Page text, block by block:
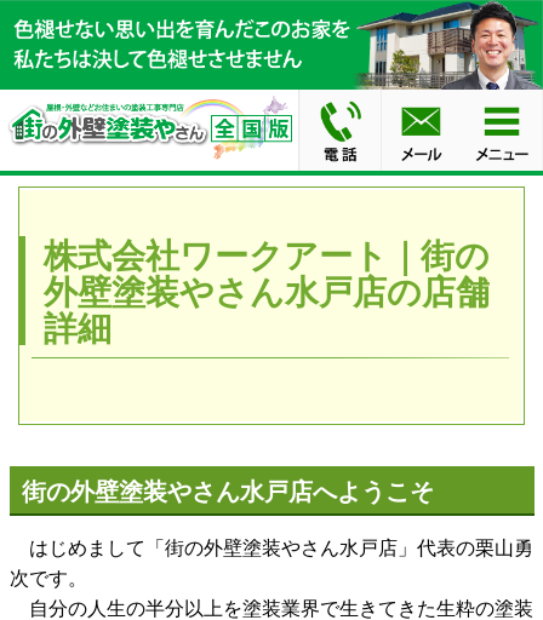
株式会社ワークアート｜街の
外壁塗装やさん水戸店の店舗
詳細
街の外壁塗装やさん水戸店へようこそ
はじめまして「街の外壁塗装やさん水戸店」代表の栗山勇
次です。
自分の人生の半分以上を塗装業界で生きてきた生粋の塗装